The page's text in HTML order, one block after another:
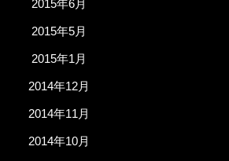
2015年6月
2015年5月
2015年1月
2014年12月
2014年11月
2014年10月